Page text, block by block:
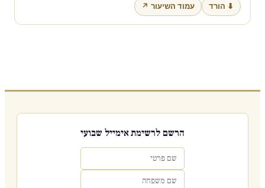
⬇ הורד עמוד השיעור ↗
הרשם לרשימת אימייל שבועי